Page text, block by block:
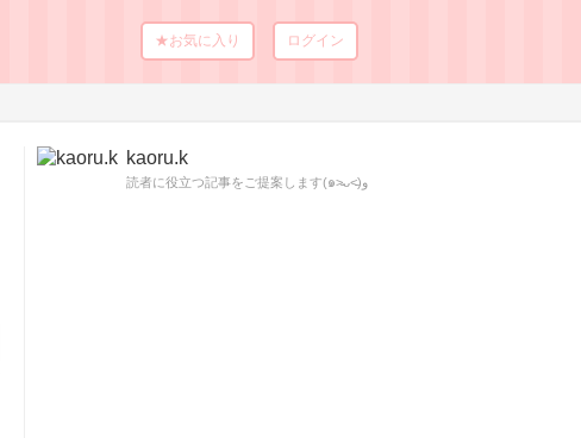
★お気に入り ログイン
kaoru.k
読者に役立つ記事をご提案します(๑˃̵ᴗ˂̵)و